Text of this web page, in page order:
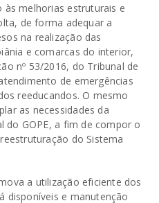
às melhorias estruturais e
de forma adequar a
na realização das
e comarcas do interior,
nº 53/2016, do Tribunal de
de emergências
reeducandos. O mesmo
as necessidades da
do GOPE, a fim de compor o
do Sistema
a utilização eficiente dos
disponíveis e manutenção